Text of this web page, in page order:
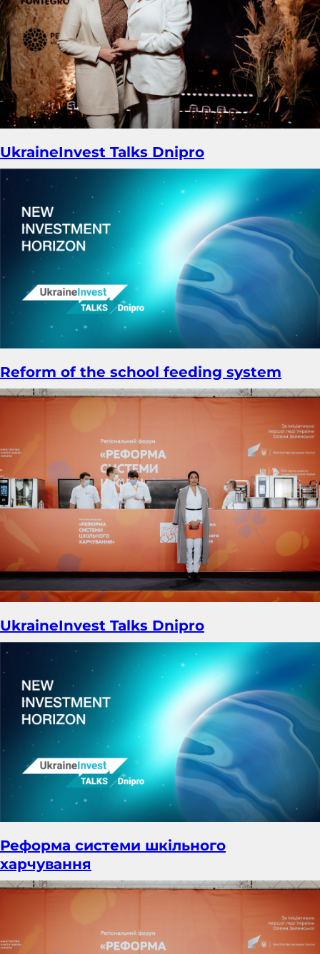
UkraineInvest Talks Dnipro
Reform of the school feeding system
UkraineInvest Talks Dnipro
Реформа системи шкільного
харчування